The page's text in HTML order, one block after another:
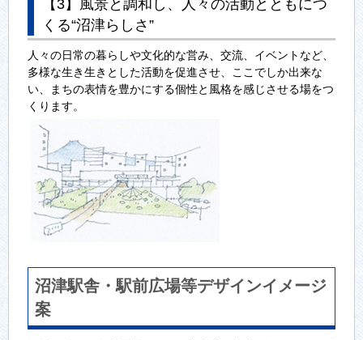
【3】風景と調和し、人々の活動とともにつ
くる“沼津らしさ”
人々の日常の暮らしや文化的な営み、交流、イベントなど、
多様な生き生きとした活動を促進させ、ここでしか出来な
い、まちの表情を豊かにする個性と風格を感じさせる場をつ
くります。
沼津駅舎・駅前広場等デザインイメージ
案